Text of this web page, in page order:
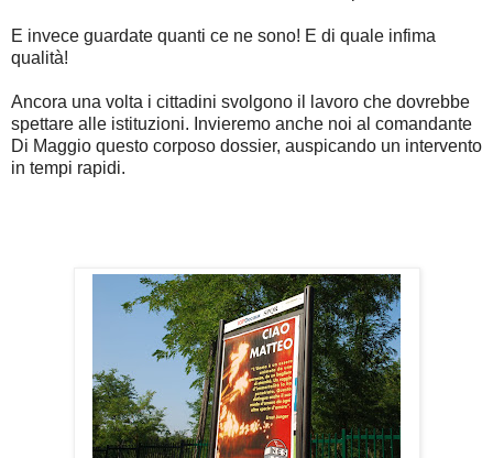
E invece guardate quanti ce ne sono! E di quale infima
qualità!
Ancora una volta i cittadini svolgono il lavoro che dovrebbe
spettare alle istituzioni. Invieremo anche noi al comandante
Di Maggio questo corposo dossier, auspicando un intervento
in tempi rapidi.